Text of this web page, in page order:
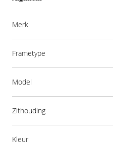
Merk
Frametype
Model
Zithouding
Kleur